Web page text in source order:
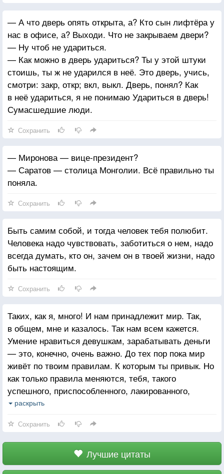
— А что дверь опять открыта, а? Кто сын лифтёра у
нас в офисе, а? Выходи. Что не закрываем двери?
— Ну чтоб не удариться.
— Как можно в дверь удариться? Ты у этой штуки
стоишь, ты ж не ударился в неё. Это дверь, учись,
смотри: закр, откр; вкл, выкл. Дверь, понял? Как
в неё удариться, я не понимаю Удариться в дверь!
Сумасшедшие люди.
Сохранить
— Миронова — вице-президент?
— Саратов — столица Монголии. Всё правильно ты
поняла.
Сохранить
Быть самим собой, и тогда человек тебя полюбит.
Человека надо чувствовать, заботиться о нем, надо
всегда думать, кто он, зачем он в твоей жизни, надо
быть настоящим.
Сохранить
Таких, как я, много! И нам принадлежит мир. Так,
в общем, мне и казалось. Так нам всем кажется.
Умение нравиться девушкам, зарабатывать деньги
— это, конечно, очень важно. До тех пор пока мир
живёт по твоим правилам. К которым ты привык. Но
как только правила меняются, тебя, такого
успешного, приспособленного, лакированного,
выбрасывает на берег, и ты жадно хватаешь
ты резко меняешься вслед за миром, либо нет.
раскрыть
Сохранить
Лучшие цитаты